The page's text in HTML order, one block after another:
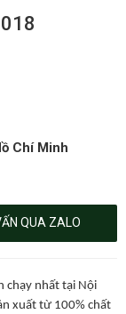
Chí Minh
QUA ZALO
chạy nhất tại Nội
xuất từ 100% chất